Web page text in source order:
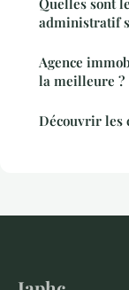
Quelles sont
administratif
Agence
la meilleure ?
Découvrir les